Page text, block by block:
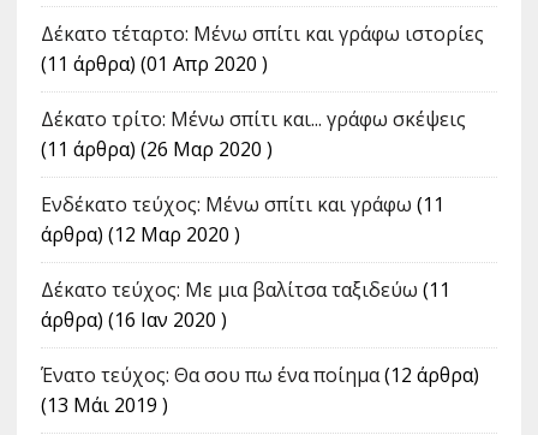
Δέκατο τέταρτο: Μένω σπίτι και γράφω ιστορίες
(11 άρθρα) (01 Απρ 2020 )
Δέκατο τρίτο: Μένω σπίτι και... γράφω σκέψεις
(11 άρθρα) (26 Μαρ 2020 )
Ενδέκατο τεύχος: Μένω σπίτι και γράφω (11
άρθρα) (12 Μαρ 2020 )
Δέκατο τεύχος: Με μια βαλίτσα ταξιδεύω (11
άρθρα) (16 Ιαν 2020 )
Ένατο τεύχος: Θα σου πω ένα ποίημα(12 άρθρα)
(13 Μάι 2019 )